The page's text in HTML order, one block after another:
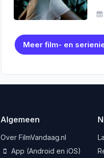
Meer film- en
Algemeen
Over FilmVandaag.nl
App (Android en iOS)